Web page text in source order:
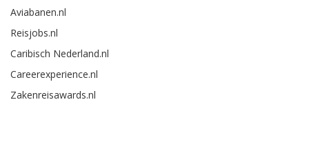
Aviabanen.nl
Reisjobs.nl
Caribisch Nederland.nl
Careerexperience.nl
Zakenreisawards.nl